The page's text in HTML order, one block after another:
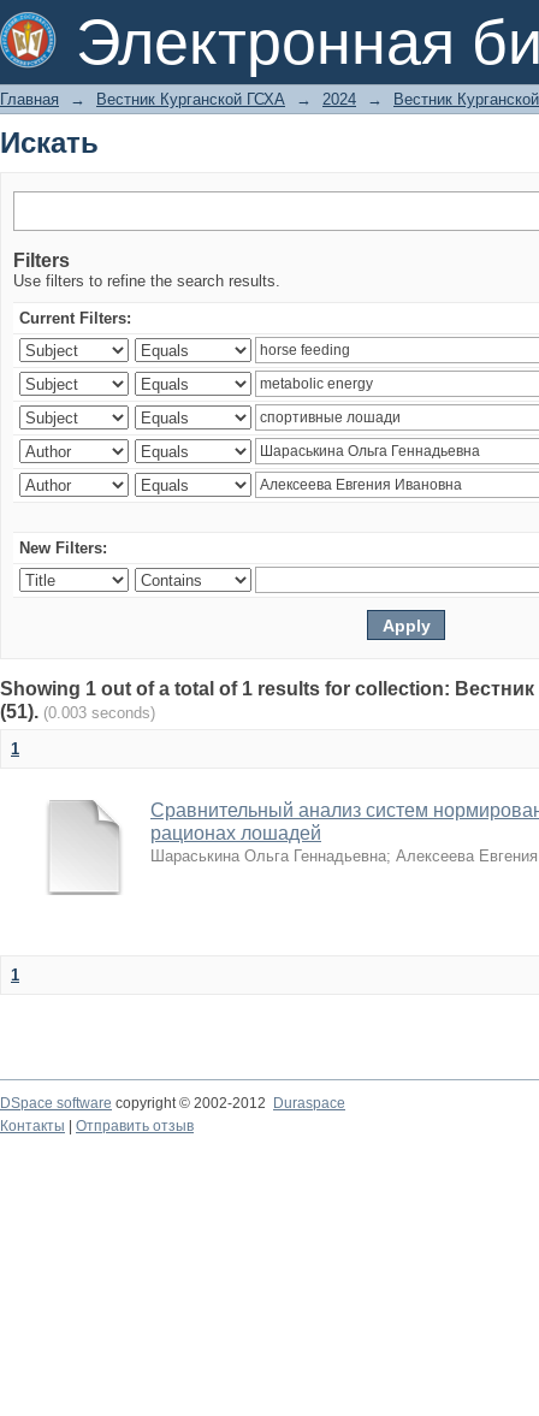
Электронная
Искать
Главная → Вестник Курганской ГСХА → 2024 → Вестник
Искать
Filters
Use filters to refine the search results.
Current Filters:
New Filters:
Showing 1 out of a total of 1 results for collection:
(51). (0.003 seconds)
1
Сравнительный анализ систем
рационах лошадей
Шараськина Ольга Геннадьевна; Алексеева
1
DSpace software copyright © 2002-2012
Duraspace
Контакты
Отправить отзыв